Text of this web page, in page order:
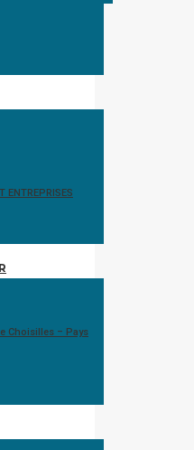
ENTREPRISES
Choisilles – Pays